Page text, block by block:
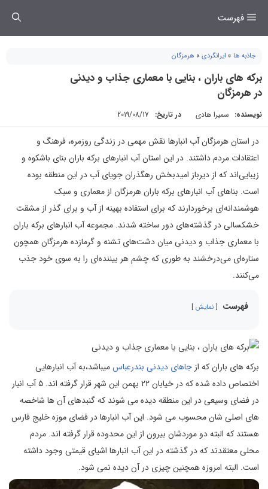
فهرست
جاذبه ها » ایرانگردی » هرمزگان
برکه های باران ، بنایی با معماری جذاب و دیدنی
در هرمزگان
نویسنده: سمیرا هادی در تاریخ: 2019/08/17
در استان هرمزگان آب انبارها نقش مهمی در زندگی روزمره، فرهنگ و
اعتقادات مردم داشتند. در این استان آب انبارهای برکه باران بنای باشکوه و
زیبایی‌‌اند که از دیرباز امیدبخش رهگذران جویای آب در این منطقه بوده
است. بناهای آب انبارهای برکه باران هرمزگان از معماری و سبک
هوشمندانه‌ای برخوردارند که برای استفاده بهینه از آب و برای گذر از مشقت
خشکسالی در گذشته‌های دور ساخته شدند. مجموعه آب انبارهای برکه باران
با معماری جذاب و دیدنی میان دشت‌های تشنه و گرمازده هرمزگان همچون
ستاره‌ای می‌درخشند به طوری که چشم هر بیننده‌ای را به سوی خود جذب
می‌کنند.
فهرست نمایش
برکه های باران که از جاهای دیدنی بندرعباسمیباشد،به آب انبارهایی
اختصاص داده شده که در خیابان ۲۲ بهمن این شهر قرار گرفته اند. ۵ آب انبار
در فضای وسیعی در این منطقه دیده می شوند که گنبدهای آن ها شاخصه
های اصلی شان محسوب می شود. این آب انبارها در فضای موزه خلیج فارس
هستند که البته دو موردشان بیرون از این محدوده قرار گرفته اند. مردم
محلی معتقدند که در گذشته در این آب انبارها اشیای قیمتی وجود داشته
است. البته امروزه همچنین چیزی در آن دیده نمی شود.